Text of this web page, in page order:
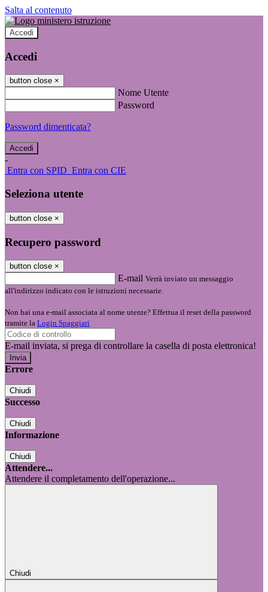
Salta al contenuto
Accedi
Accedi
button close ×
Nome Utente
Password
Password dimenticata?
-
Entra con SPID Entra con CIE
Seleziona utente
button close ×
Recupero password
button close ×
E-mail Verrà inviato un messaggio
all'indirizzo indicato con le istruzioni necessarie.
Non hai una e-mail associata al nome utente? Effettua il reset della password
tramite la Login Spaggiari
E-mail inviata, si prega di controllare la casella di posta elettronica!
Errore
Chiudi
Successo
Chiudi
Informazione
Chiudi
Attendere...
Attendere il completamento dell'operazione...
Chiudi